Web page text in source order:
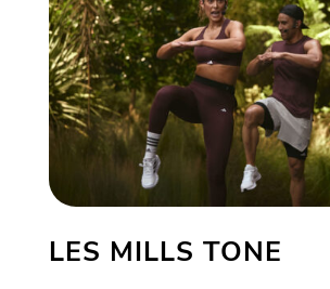
LES MILLS TONE